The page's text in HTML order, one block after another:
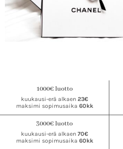
1000€ luotto
kuukausi-erä alkaen23€
maksimi sopimusaika 60kk
3000€ luotto
kuukausi-erä alkaen70€
maksimi sopimusaika 60kk